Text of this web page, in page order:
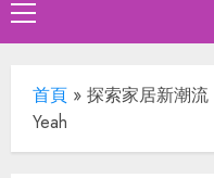
Primary
Menu
首頁 » 探索家居新潮
Yeah